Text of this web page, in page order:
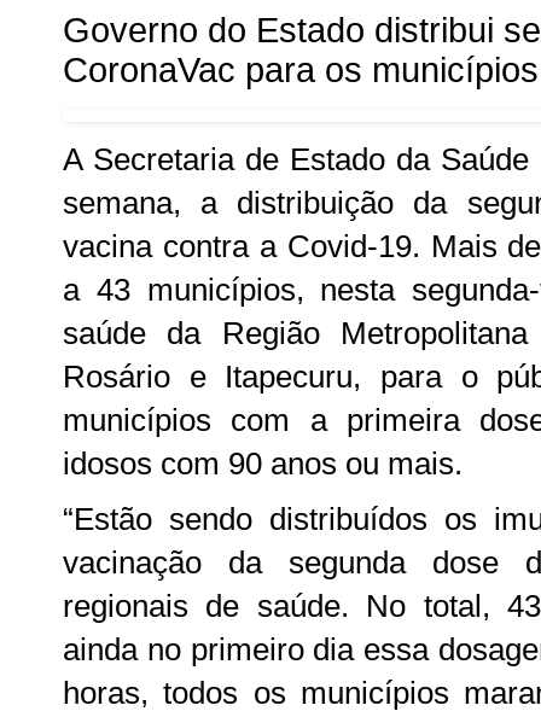
Governo do Estado distribui
CoronaVac para os
A Secretaria de Estado da
semana, a distribuição da
vacina contra a Covid-19. Mais
a 43 municípios, nesta
saúde da Região
Rosário e Itapecuru, para o
municípios com a primeira
idosos com 90 anos ou mais.
“Estão sendo distribuídos os
vacinação da segunda dose
regionais de saúde. No total,
ainda no primeiro dia essa
horas, todos os municípios